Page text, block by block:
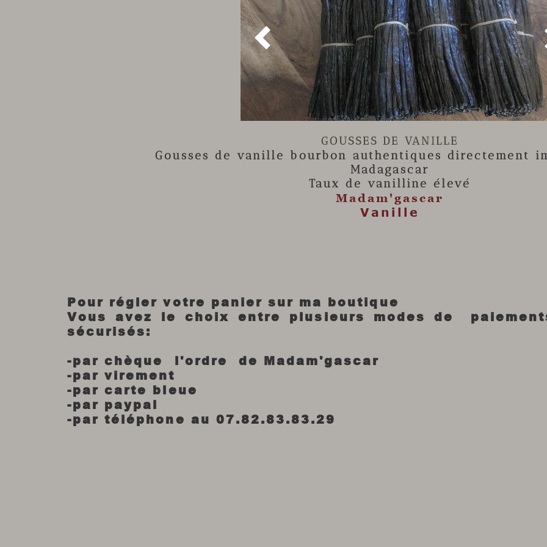

GOUSSES DE VANILLE
Gousses de vanille bourbon authentiques directement
Madagascar
Taux de vanilline élevé
Madam'gascar
Vanille
Pour régler votre panier sur ma boutique
Vous avez le choix entre plusieurs modes de
sécurisés:
-par chèque l'ordre de Madam'gascar
-par virement
-par carte bleue
-par paypal
-par téléphone au 07.82.83.83.29